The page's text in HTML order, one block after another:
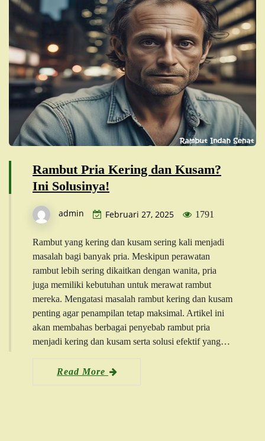
Rambut Pria Kering dan Kusam?
Ini Solusinya!
admin Februari 27, 2025 1791
Rambut yang kering dan kusam sering kali menjadi
masalah bagi banyak pria. Meskipun perawatan
rambut lebih sering dikaitkan dengan wanita, pria
juga memiliki kebutuhan untuk merawat rambut
mereka. Mengatasi masalah rambut kering dan kusam
penting agar penampilan tetap maksimal. Artikel ini
akan membahas berbagai penyebab rambut pria
menjadi kering dan kusam serta solusi efektif yang…
Read More